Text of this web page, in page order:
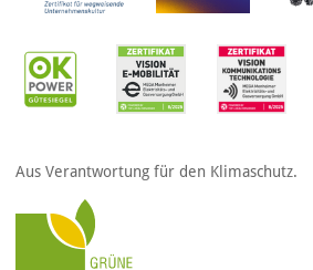
Aus Verantwortung für den Klimaschutz.